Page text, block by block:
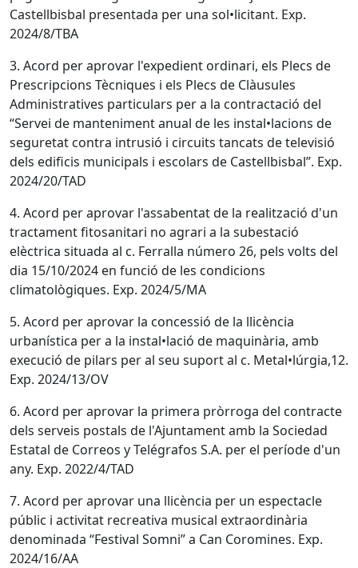
Castellbisbal presentada per una sol•licitant. Exp.
2024/8/TBA
3. Acord per aprovar l'expedient ordinari, els Plecs de
Prescripcions Tècniques i els Plecs de Clàusules
Administratives particulars per a la contractació del
“Servei de manteniment anual de les instal•lacions de
seguretat contra intrusió i circuits tancats de televisió
dels edificis municipals i escolars de Castellbisbal”. Exp.
2024/20/TAD
4. Acord per aprovar l'assabentat de la realització d'un
tractament fitosanitari no agrari a la subestació
elèctrica situada al c. Ferralla número 26, pels volts del
dia 15/10/2024 en funció de les condicions
climatològiques. Exp. 2024/5/MA
5. Acord per aprovar la concessió de la llicència
urbanística per a la instal•lació de maquinària, amb
execució de pilars per al seu suport al c. Metal•lúrgia,12.
Exp. 2024/13/OV
6. Acord per aprovar la primera pròrroga del contracte
dels serveis postals de l'Ajuntament amb la Sociedad
Estatal de Correos y Telégrafos S.A. per el període d'un
any. Exp. 2022/4/TAD
7. Acord per aprovar una llicència per un espectacle
públic i activitat recreativa musical extraordinària
denominada “Festival Somni” a Can Coromines. Exp.
2024/16/AA